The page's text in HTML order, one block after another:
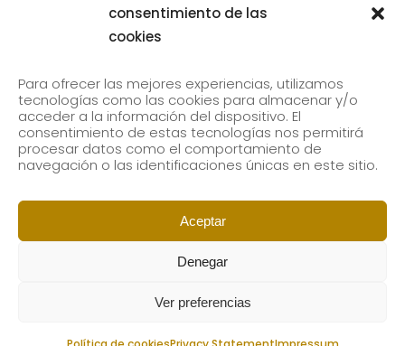
consentimiento de las
cookies
Para ofrecer las mejores experiencias, utilizamos
tecnologías como las cookies para almacenar y/o
acceder a la información del dispositivo. El
consentimiento de estas tecnologías nos permitirá
procesar datos como el comportamiento de
navegación o las identificaciones únicas en este sitio.
Aceptar
Denegar
Ver preferencias
Subscribe to our newsletter to receive our news by
email.